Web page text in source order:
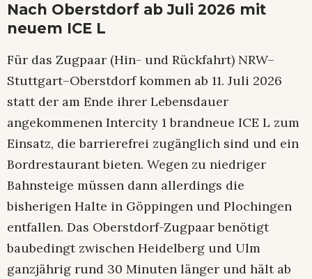
Nach Oberstdorf ab Juli 2026 mit
neuem ICE L
Für das Zugpaar (Hin- und Rückfahrt) NRW–
Stuttgart–Oberstdorf kommen ab 11. Juli 2026
statt der am Ende ihrer Lebensdauer
angekommenen Intercity 1 brandneue ICE L zum
Einsatz, die barrierefrei zugänglich sind und ein
Bordrestaurant bieten. Wegen zu niedriger
Bahnsteige müssen dann allerdings die
bisherigen Halte in Göppingen und Plochingen
entfallen. Das Oberstdorf-Zugpaar benötigt
baubedingt zwischen Heidelberg und Ulm
ganzjährig rund 30 Minuten länger und hält ab